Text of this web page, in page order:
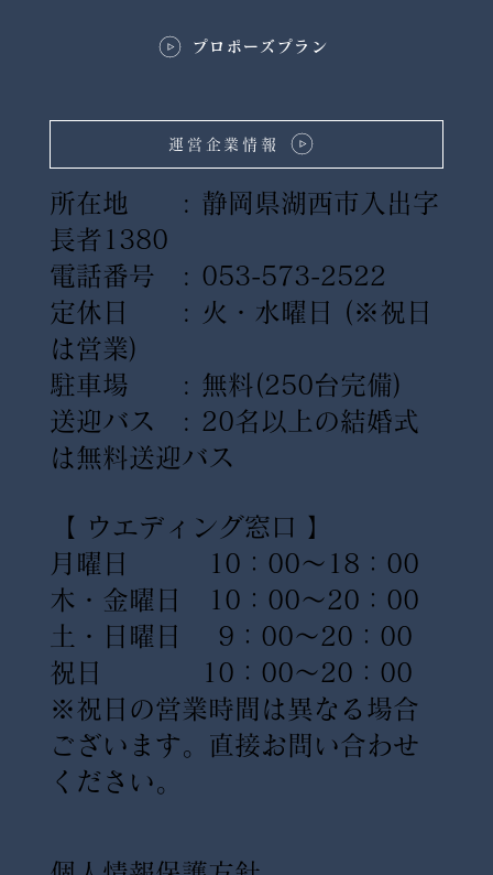
所在地 : 静岡県湖西市入出字
長者1380
電話番号 : 053-573-2522
定休日 : 火・水曜日
(※祝日
は営業)
駐車場 : 無料(250台完備)
送迎バス : 20名以上の結婚式
は無料送迎バス
【 ウエディング窓口 】
月曜日 10：00〜18：00
木・金曜日 10：00〜20：00
土・日曜日 9：00〜20：00
祝日 10：00〜20：00
※祝日の営業時間は異なる場合
ございます。直接お問い合わせ
ください。
運営企業情報
プロポーズプラン